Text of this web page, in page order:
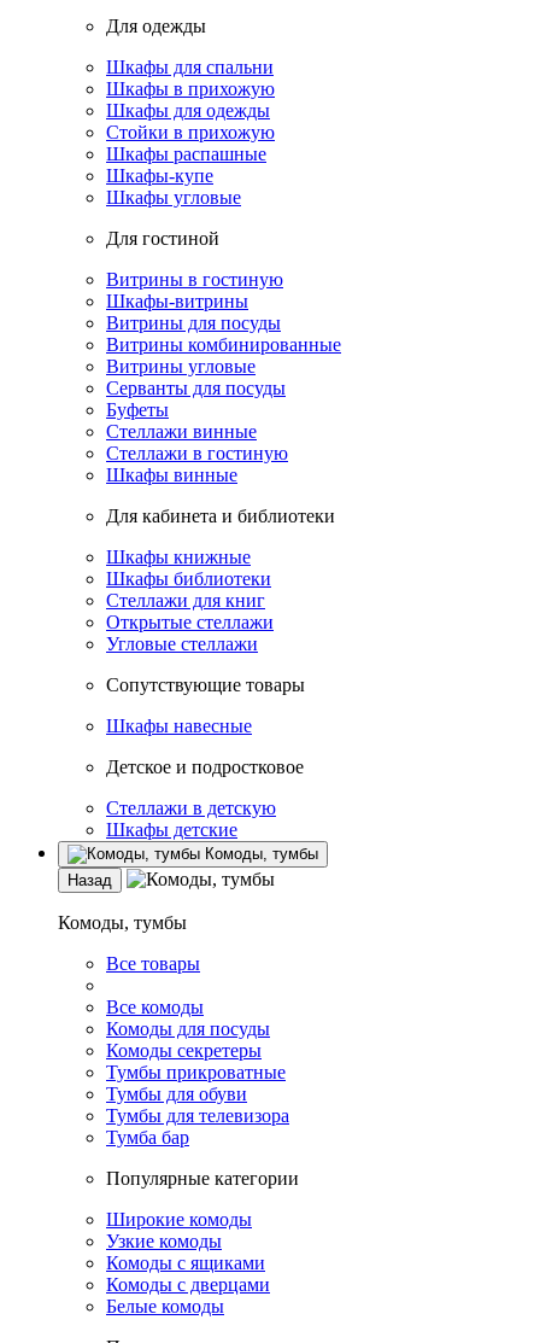
Для одежды
Шкафы для спальни
Шкафы в прихожую
Шкафы для одежды
Стойки в прихожую
Шкафы распашные
Шкафы-купе
Шкафы угловые
Для гостиной
Витрины в гостиную
Шкафы-витрины
Витрины для посуды
Витрины комбинированные
Витрины угловые
Серванты для посуды
Буфеты
Стеллажи винные
Стеллажи в гостиную
Шкафы винные
Для кабинета и библиотеки
Шкафы книжные
Шкафы библиотеки
Стеллажи для книг
Открытые стеллажи
Угловые стеллажи
Сопутствующие товары
Шкафы навесные
Детское и подростковое
Стеллажи в детскую
Шкафы детские
Комоды, тумбы
Назад
Комоды, тумбы
Все товары
Все комоды
Комоды для посуды
Комоды секретеры
Тумбы прикроватные
Тумбы для обуви
Тумбы для телевизора
Тумба бар
Популярные категории
Широкие комоды
Узкие комоды
Комоды с ящиками
Комоды с дверцами
Белые комоды